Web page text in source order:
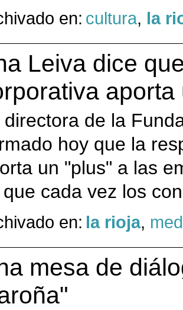
en: cultura, la
Leiva dice
directora de la
hoy que la
un "plus" a las
cada vez los
en: la rioja,
mesa de